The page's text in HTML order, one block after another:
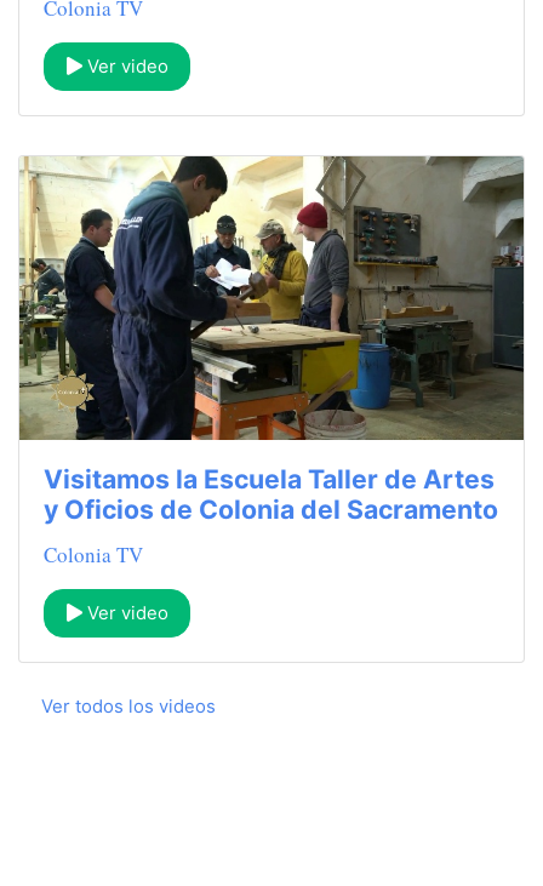
Colonia TV
Ver video
Visitamos la Escuela Taller de Artes
y Oficios de Colonia del Sacramento
Colonia TV
Ver video
Ver todos los videos